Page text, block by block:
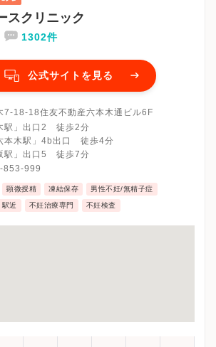
スクリニック
1302件
公式サイトを見る
7-18-18住友不動産六本木通ビル6F
駅」出口2 徒歩2分
本木駅」4b出口 徒歩4分
駅」出口5 徒歩7分
853-999
顕微授精 凍結保存 男性不妊/無精子症
駅近 不妊治療専門 不妊検査